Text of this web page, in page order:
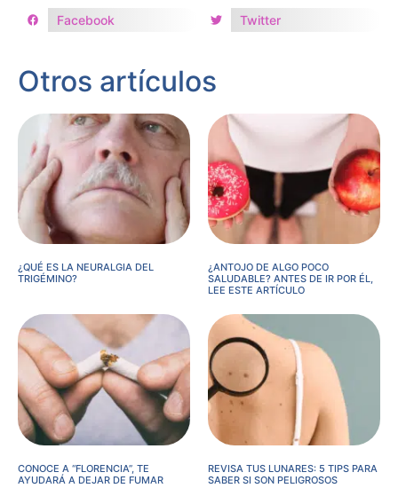
Facebook Twitter
Otros artículos
¿QUÉ ES LA NEURALGIA DEL
TRIGÉMINO?
¿ANTOJO DE ALGO POCO
SALUDABLE? ANTES DE IR POR ÉL,
LEE ESTE ARTÍCULO
CONOCE A “FLORENCIA”, TE
AYUDARÁ A DEJAR DE FUMAR
REVISA TUS LUNARES: 5 TIPS PARA
SABER SI SON PELIGROSOS